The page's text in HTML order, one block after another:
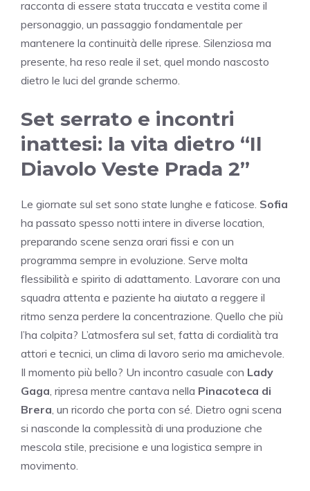
racconta di essere stata truccata e vestita come il
personaggio, un passaggio fondamentale per
mantenere la continuità delle riprese. Silenziosa ma
presente, ha reso reale il set, quel mondo nascosto
dietro le luci del grande schermo.
Set serrato e incontri
inattesi: la vita dietro “Il
Diavolo Veste Prada 2”
Le giornate sul set sono state lunghe e faticose. Sofia
ha passato spesso notti intere in diverse location,
preparando scene senza orari fissi e con un
programma sempre in evoluzione. Serve molta
flessibilità e spirito di adattamento. Lavorare con una
squadra attenta e paziente ha aiutato a reggere il
ritmo senza perdere la concentrazione. Quello che più
l’ha colpita? L’atmosfera sul set, fatta di cordialità tra
attori e tecnici, un clima di lavoro serio ma amichevole.
Il momento più bello? Un incontro casuale con Lady
Gaga , ripresa mentre cantava nella Pinacoteca di
Brera , un ricordo che porta con sé. Dietro ogni scena
si nasconde la complessità di una produzione che
mescola stile, precisione e una logistica sempre in
movimento.